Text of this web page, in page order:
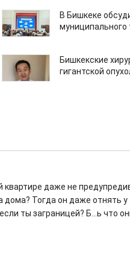
В Бишкеке
муниципального
Бишкекские
гигантской
даже не
Тогда он даже отнять у
ты заграницей? Б...ь что